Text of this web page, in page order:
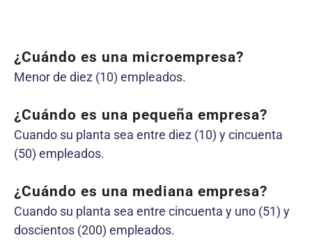
¿Cuándo es una microempresa?
Menor de diez (10) empleados.
¿Cuándo es una pequeña empresa?
Cuando su planta sea entre diez (10) y cincuenta
(50) empleados.
¿Cuándo es una mediana empresa?
Cuando su planta sea entre cincuenta y uno (51) y
doscientos (200) empleados.